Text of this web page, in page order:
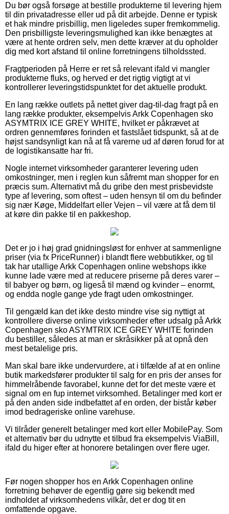
Du bør også forsøge at bestille produkterne til levering hjem
til din privatadresse eller ud på dit arbejde. Denne er typisk
et hak mindre prisbillig, men ligeledes super fremkommelig.
Den prisbilligste leveringsmulighed kan ikke benægtes at
være at hente ordren selv, men dette kræver at du opholder
dig med kort afstand til online forretningens tilholdssted.
Fragtperioden på Herre er ret så relevant ifald vi mangler
produkterne fluks, og herved er det rigtig vigtigt at vi
kontrollerer leveringstidspunktet for det aktuelle produkt.
En lang række outlets på nettet giver dag-til-dag fragt på en
lang række produkter, eksempelvis Arkk Copenhagen sko
ASYMTRIX ICE GREY WHITE, hvilket er påkrævet at
ordren gennemføres forinden et fastslået tidspunkt, så at de
højst sandsynligt kan nå at få varerne ud af døren forud for at
de logistikansatte har fri.
Nogle internet virksomheder garanterer levering uden
omkostninger, men i reglen kun såfremt man shopper for en
præcis sum. Alternativt må du gribe den mest prisbevidste
type af levering, som oftest – uden hensyn til om du befinder
sig nær Køge, Middelfart eller Vejen – vil være at få dem til
at køre din pakke til en pakkeshop.
Det er jo i høj grad gnidningsløst for enhver at sammenligne
priser (via fx PriceRunner) i blandt flere webbutikker, og til
tak har utallige Arkk Copenhagen online webshops ikke
kunne lade være med at reducere priserne på deres varer –
til babyer og børn, og ligeså til mænd og kvinder – enormt,
og endda nogle gange yde fragt uden omkostninger.
Til gengæld kan det ikke desto mindre vise sig nyttigt at
kontrollere diverse online virksomheder efter udsalg på Arkk
Copenhagen sko ASYMTRIX ICE GREY WHITE forinden
du bestiller, således at man er skråsikker på at opnå den
mest betalelige pris.
Man skal bare ikke undervurdere, at i tilfælde af at en online
butik markedsfører produkter til salg for en pris der anses for
himmelråbende favorabel, kunne det for det meste være et
signal om en fup internet virksomhed. Betalinger med kort er
på den anden side indbefattet af en orden, der bistår køber
imod bedrageriske online varehuse.
Vi tilråder generelt betalinger med kort eller MobilePay. Som
et alternativ bør du udnytte et tilbud fra eksempelvis ViaBill,
ifald du higer efter at honorere betalingen over flere uger.
Før nogen shopper hos en Arkk Copenhagen online
forretning behøver de egentlig gøre sig bekendt med
indholdet af virksomhedens vilkår, det er dog tit en
omfattende opgave.